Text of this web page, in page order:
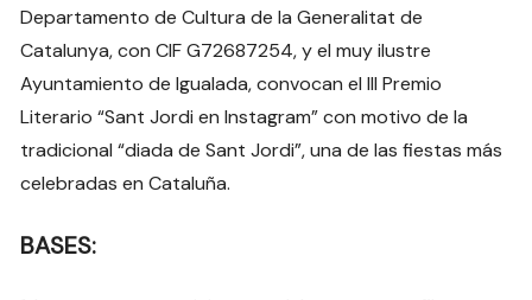
Departamento de Cultura de la Generalitat de
Catalunya, con CIF G72687254, y el muy ilustre
Ayuntamiento de Igualada, convocan el III Premio
Literario “Sant Jordi en Instagram” con motivo de la
tradicional “diada de Sant Jordi”, una de las fiestas más
celebradas en Cataluña.
BASES: